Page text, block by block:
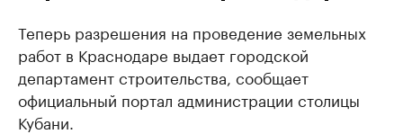
Теперь разрешения на проведение земельных
работ в Краснодаре выдает городской
департамент строительства, сообщает
официальный портал администрации столицы
Кубани.